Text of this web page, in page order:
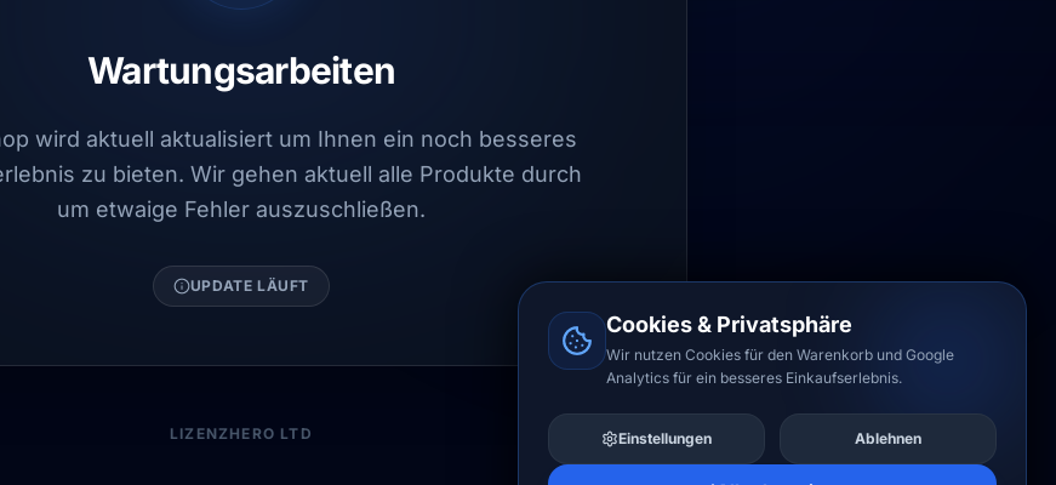
Wartungsarbeiten
wird aktuell aktualisiert um Ihnen ein noch besseres
zu bieten. Wir gehen aktuell alle Produkte durch
um etwaige Fehler auszuschließen.
UPDATE LÄUFT
LIZENZHERO LTD
Cookies & Privatsphäre
Wir nutzen Cookies für den Warenkorb und Google
Analytics für ein besseres Einkaufserlebnis.
Einstellungen Ablehnen